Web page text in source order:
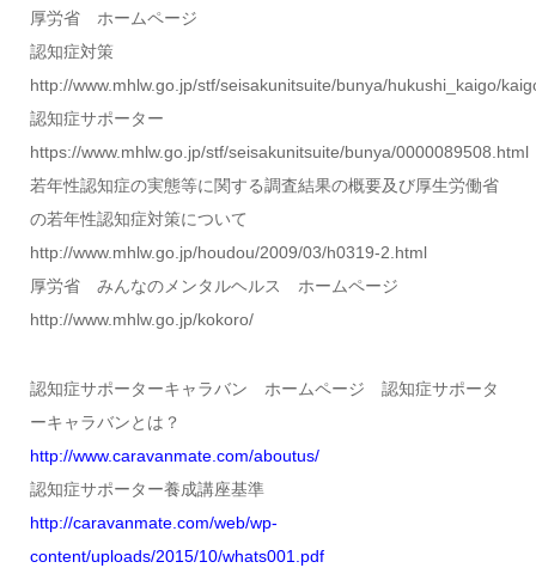
厚労省 ホームページ
認知症対策
http://www.mhlw.go.jp/stf/seisakunitsuite/bunya/hukushi_kaigo/
認知症サポーター
https://www.mhlw.go.jp/stf/seisakunitsuite/bunya/0000089508.html
若年性認知症の実態等に関する調査結果の概要及び厚生労働省
の若年性認知症対策について
http://www.mhlw.go.jp/houdou/2009/03/h0319-2.html
厚労省 みんなのメンタルヘルス ホームページ
http://www.mhlw.go.jp/kokoro/
認知症サポーターキャラバン ホームページ 認知症サポータ
ーキャラバンとは？
http://www.caravanmate.com/aboutus/
認知症サポーター養成講座基準
http://caravanmate.com/web/wp-
content/uploads/2015/10/whats001.pdf